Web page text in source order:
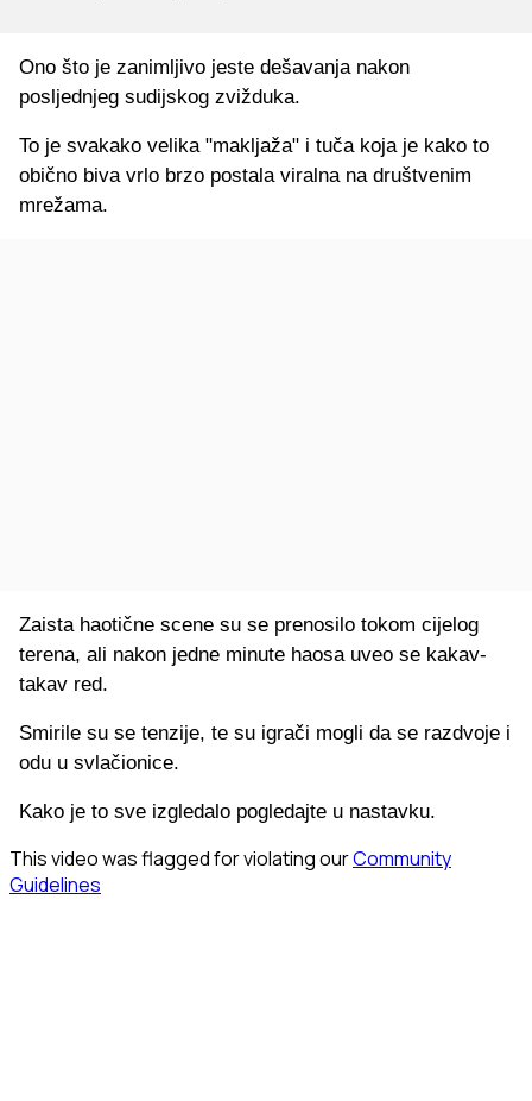
Ono što je zanimljivo jeste dešavanja nakon
posljednjeg sudijskog zvižduka.
To je svakako velika "makljaža" i tuča koja je kako to
obično biva vrlo brzo postala viralna na društvenim
mrežama.
Zaista haotične scene su se prenosilo tokom cijelog
terena, ali nakon jedne minute haosa uveo se kakav-
takav red.
Smirile su se tenzije, te su igrači mogli da se razdvoje i
odu u svlačionice.
Kako je to sve izgledalo pogledajte u nastavku.